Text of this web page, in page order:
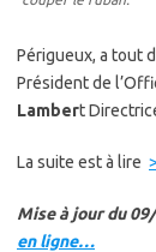
Périgueux, a tout
Président de
Lambert
La suite est à lire
Mise à jour du
en ligne…